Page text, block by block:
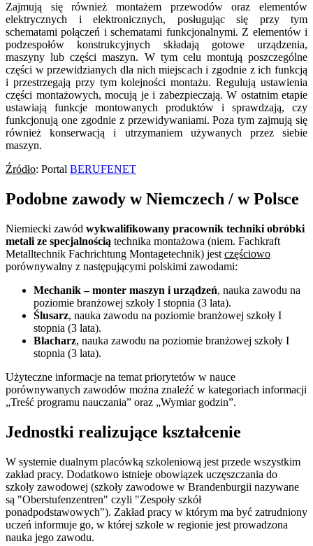
Zajmują się również montażem przewodów oraz elementów
elektrycznych i elektronicznych, posługując się przy tym
schematami połączeń i schematami funkcjonalnymi. Z elementów i
podzespołów konstrukcyjnych składają gotowe urządzenia,
maszyny lub części maszyn. W tym celu montują poszczególne
części w przewidzianych dla nich miejscach i zgodnie z ich funkcją
i przestrzegają przy tym kolejności montażu. Regulują ustawienia
części montażowych, mocują je i zabezpieczają. W ostatnim etapie
ustawiają funkcje montowanych produktów i sprawdzają, czy
funkcjonują one zgodnie z przewidywaniami. Poza tym zajmują się
również konserwacją i utrzymaniem używanych przez siebie
maszyn.
Źródło: Portal BERUFENET
Podobne zawody w Niemczech / w Polsce
Niemiecki zawód wykwalifikowany pracownik techniki obróbki
metali ze specjalnością technika montażowa (niem. Fachkraft
Metalltechnik Fachrichtung Montagetechnik) jest częściowo
porównywalny z następującymi polskimi zawodami:
Mechanik – monter maszyn i urządzeń, nauka zawodu na
poziomie branżowej szkoły I stopnia (3 lata).
Ślusarz, nauka zawodu na poziomie branżowej szkoły I
stopnia (3 lata).
Blacharz, nauka zawodu na poziomie branżowej szkoły I
stopnia (3 lata).
Użyteczne informacje na temat priorytetów w nauce
porównywanych zawodów można znaleźć w kategoriach informacji
„Treść programu nauczania” oraz „Wymiar godzin”.
Jednostki realizujące kształcenie
W systemie dualnym placówką szkoleniową jest przede wszystkim
zakład pracy. Dodatkowo istnieje obowiązek uczęszczania do
szkoły zawodowej (szkoły zawodowe w Brandenburgii nazywane
są "Oberstufenzentren" czyli "Zespoły szkół
ponadpodstawowych"). Zakład pracy w którym ma być zatrudniony
uczeń informuje go, w której szkole w regionie jest prowadzona
nauka jego zawodu.